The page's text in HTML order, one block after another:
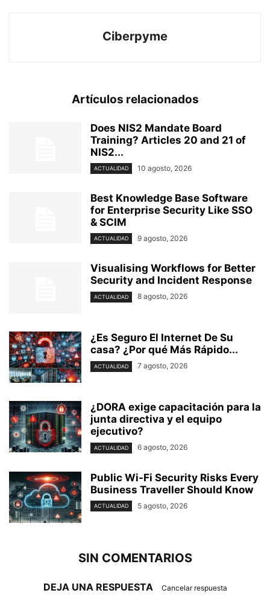
Ciberpyme
Artículos relacionados
Does NIS2 Mandate Board
Training? Articles 20 and 21 of
NIS2...
ACTUALIDAD 10 agosto, 2026
Best Knowledge Base Software
for Enterprise Security Like SSO
& SCIM
ACTUALIDAD 9 agosto, 2026
Visualising Workflows for Better
Security and Incident Response
ACTUALIDAD 8 agosto, 2026
¿Es Seguro El Internet De Su
casa? ⁢¿Por qué Más Rápido...
ACTUALIDAD 7 agosto, 2026
¿DORA exige capacitación para la
junta directiva y el equipo
ejecutivo?
ACTUALIDAD 6 agosto, 2026
Public Wi-Fi Security Risks Every
Business Traveller Should Know
ACTUALIDAD 5 agosto, 2026
SIN COMENTARIOS
DEJA UNA RESPUESTA Cancelar respuesta